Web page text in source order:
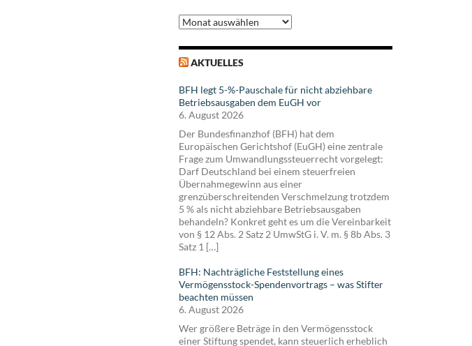
Archiv
AKTUELLES
BFH legt 5-%-Pauschale für nicht abziehbare
Betriebsausgaben dem EuGH vor
6. August 2026
Der Bundesfinanzhof (BFH) hat dem
Europäischen Gerichtshof (EuGH) eine zentrale
Frage zum Umwandlungssteuerrecht vorgelegt:
Darf Deutschland bei einem steuerfreien
Übernahmegewinn aus einer
grenzüberschreitenden Verschmelzung trotzdem
5 % als nicht abziehbare Betriebsausgaben
behandeln? Konkret geht es um die Vereinbarkeit
von § 12 Abs. 2 Satz 2 UmwStG i. V. m. § 8b Abs. 3
Satz 1 […]
BFH: Nachträgliche Feststellung eines
Vermögensstock-Spendenvortrags – was Stifter
beachten müssen
6. August 2026
Wer größere Beträge in den Vermögensstock
einer Stiftung spendet, kann steuerlich erheblich